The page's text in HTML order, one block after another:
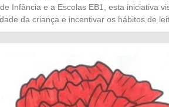
Infância e a Escolas EB1, esta iniciativa
da criança e incentivar os hábitos de